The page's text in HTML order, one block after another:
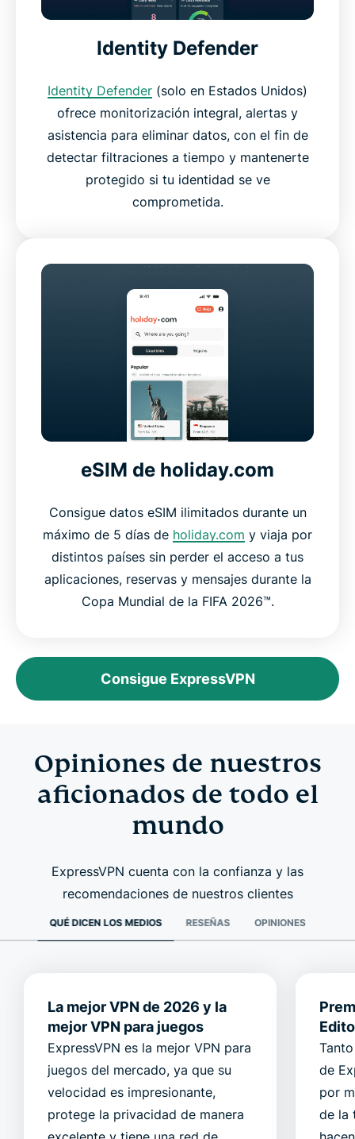
Identity Defender
Identity Defender (solo en Estados Unidos)
ofrece monitorización integral, alertas y
asistencia para eliminar datos, con el fin de
detectar filtraciones a tiempo y mantenerte
protegido si tu identidad se ve
comprometida.
eSIM de holiday.com
Consigue datos eSIM ilimitados durante un
máximo de 5 días de holiday.com y viaja por
distintos países sin perder el acceso a tus
aplicaciones, reservas y mensajes durante la
Copa Mundial de la FIFA 2026™.
Consigue ExpressVPN
Opiniones de nuestros
aficionados de todo el
mundo
ExpressVPN cuenta con la confianza y las
recomendaciones de nuestros clientes
QUÉ DICEN LOS MEDIOS RESEÑAS OPINIONES
La mejor VPN de 2026 y la
mejor VPN para juegos
ExpressVPN es la mejor VPN para
juegos del mercado, ya que su
velocidad es impresionante,
protege la privacidad de manera
de
por
de la